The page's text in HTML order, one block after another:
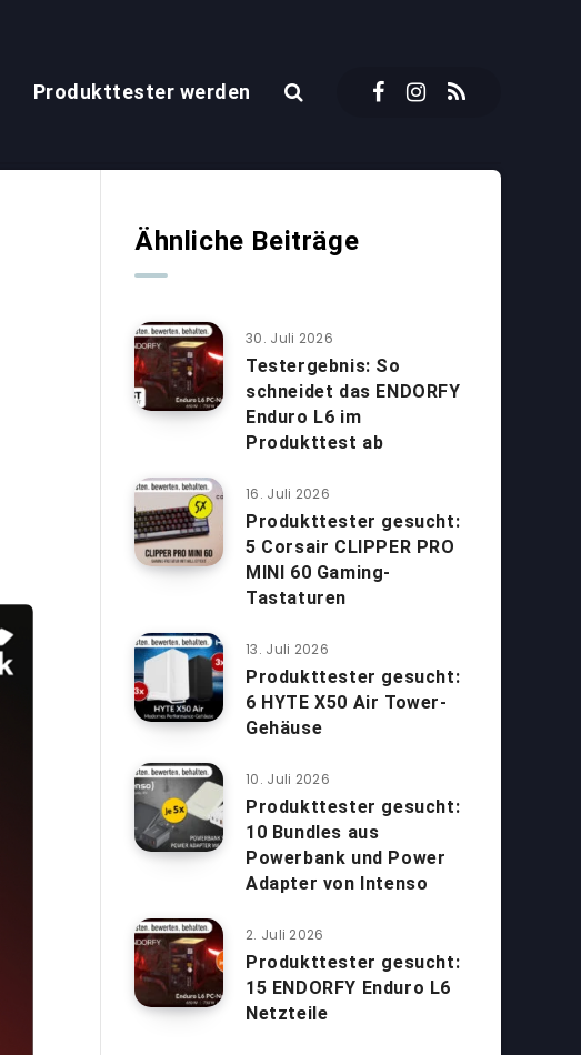
Produkttester werden
Ähnliche Beiträge
30. Juli 2026
Testergebnis: So
schneidet das ENDORFY
Enduro L6 im
Produkttest ab
16. Juli 2026
Produkttester gesucht:
5 Corsair CLIPPER PRO
MINI 60 Gaming-
Tastaturen
13. Juli 2026
Produkttester gesucht:
6 HYTE X50 Air Tower-
Gehäuse
10. Juli 2026
Produkttester gesucht:
10 Bundles aus
Powerbank und Power
Adapter von Intenso
2. Juli 2026
Produkttester gesucht:
15 ENDORFY Enduro L6
Netzteile